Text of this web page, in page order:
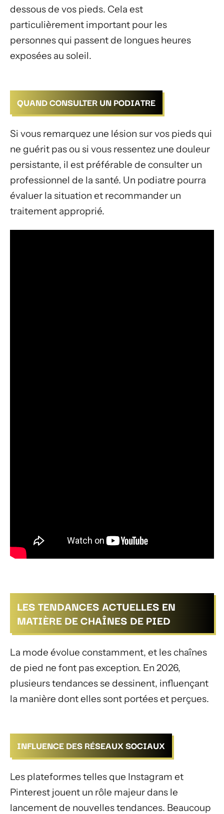
dessous de vos pieds. Cela est
particulièrement important pour les
personnes qui passent de longues heures
exposées au soleil.
QUAND CONSULTER UN PODIATRE
Si vous remarquez une lésion sur vos pieds qui
ne guérit pas ou si vous ressentez une douleur
persistante, il est préférable de consulter un
professionnel de la santé. Un podiatre pourra
évaluer la situation et recommander un
traitement approprié.
LES TENDANCES ACTUELLES EN
MATIÈRE DE CHAÎNES DE PIED
La mode évolue constamment, et les chaînes
de pied ne font pas exception. En 2026,
plusieurs tendances se dessinent, influençant
la manière dont elles sont portées et perçues.
INFLUENCE DES RÉSEAUX SOCIAUX
Les plateformes telles que Instagram et
Pinterest jouent un rôle majeur dans le
lancement de nouvelles tendances. Beaucoup